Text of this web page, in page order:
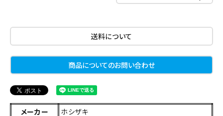
送料について
商品についてのお問い合わせ
メーカー
ホシザキ